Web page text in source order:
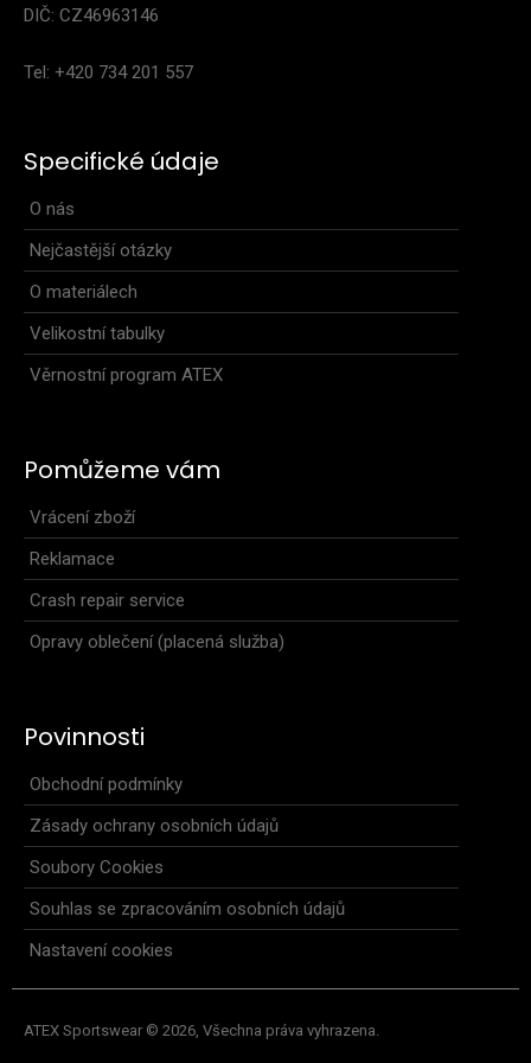
Dámské cyklo kraťasy NEON ROAD 2.0 růžové
1 999 Kč
Zimní thermo kalhoty se šlemi VOYTA
3 299 Kč
DIČ: CZ46963146
Tel: +420 734 201 557
Specifické údaje
O nás
Nejčastější otázky
O materiálech
Velikostní tabulky
Věrnostní program ATEX
Pomůžeme vám
Vrácení zboží
Reklamace
Crash repair service
Opravy oblečení (placená služba)
Povinnosti
Obchodní podmínky
Zásady ochrany osobních údajů
Soubory Cookies
Souhlas se zpracováním osobních údajů
Nastavení cookies
ATEX Sportswear © 2026, Všechna práva vyhrazena.